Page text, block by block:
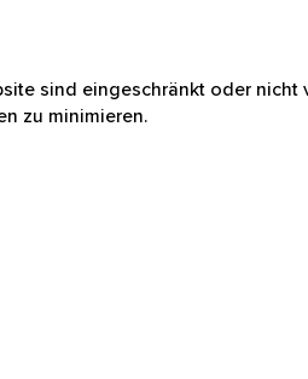
sind eingeschränkt oder nicht
zu minimieren.